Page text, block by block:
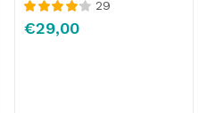
Valorado
con4.18de
29
€29,00